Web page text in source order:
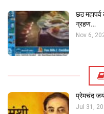
छठ
ग्रहण…
Nov 6,
प्रेमचंद
Jul 31,